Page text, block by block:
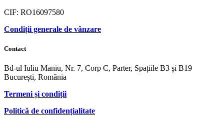
CIF: RO16097580
Condiții generale de vânzare
Contact
Bd-ul Iuliu Maniu, Nr. 7, Corp C, Parter, Spațiile B3 și B19
București, România
Termeni și condiții
Politică de confidențialitate